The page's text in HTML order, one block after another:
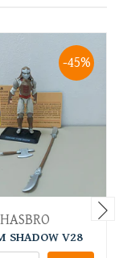
-45%
HASBRO
SHADOW V28